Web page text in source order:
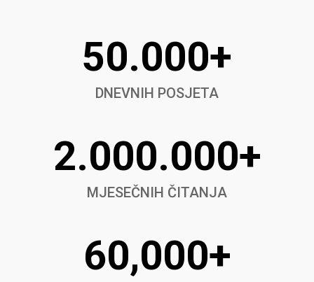
50.000+
DNEVNIH POSJETA
2.000.000+
MJESEČNIH ČITANJA
60,000+